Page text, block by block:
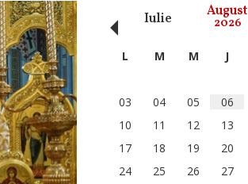
Mai Iunie Iulie August
2026
‹ L M M J
03
04 05 06
10
11 12 13
17
18 19 20
24
25 26 27